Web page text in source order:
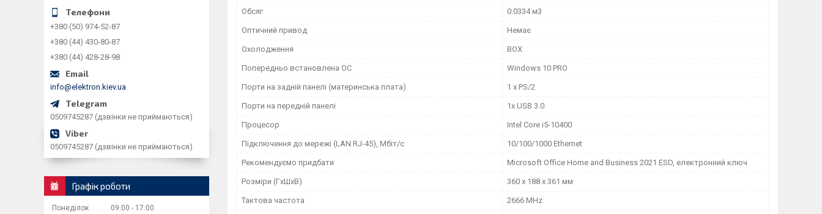
Обсяг 0.0334 м3
Оптичний привод Немає
Охолодження BOX
Попередньо встановлена ОС Windows 10 PRO
Порти на задній панелі (материнська плата) 1 x PS/2
Порти на передній панелі 1x USB 3.0
Процесор Intel Core i5-10400
Підключення до мережі (LAN RJ-45), Мбіт/с 10/100/1000 Ethernet
Рекомендуємо придбати Microsoft Office Home and Business 2021 ESD, електронний ключ
Розміри (ГxШxВ) 360 x 188 x 361 мм
Тактова частота 2666 MHz
+380 (50) 974-52-87
+380 (44) 430-80-87
+380 (44) 428-28-98
info@elektron.kiev.ua
0509745287 (дзвінки не приймаються)
0509745287 (дзвінки не приймаються)
Графік роботи
Понеділок 09:00
17:00